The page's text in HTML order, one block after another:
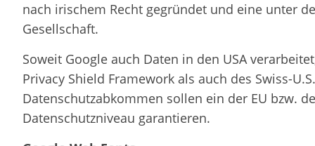
nach irischem Recht gegründet und eine unter
Gesellschaft.
Soweit Google auch Daten in den USA
Privacy Shield Framework als auch des Swiss-
Datenschutzabkommen sollen ein der EU bzw.
Datenschutzniveau garantieren.